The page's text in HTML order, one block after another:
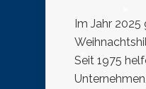
Im Jahr 2025
Seit 1975